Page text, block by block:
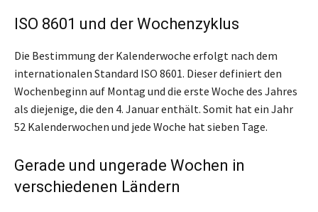
ISO 8601 und der Wochenzyklus
Die Bestimmung der Kalenderwoche erfolgt nach dem
internationalen Standard ISO 8601. Dieser definiert den
Wochenbeginn auf Montag und die erste Woche des Jahres
als diejenige, die den 4. Januar enthält. Somit hat ein Jahr
52 Kalenderwochen und jede Woche hat sieben Tage.
Gerade und ungerade Wochen in
verschiedenen Ländern